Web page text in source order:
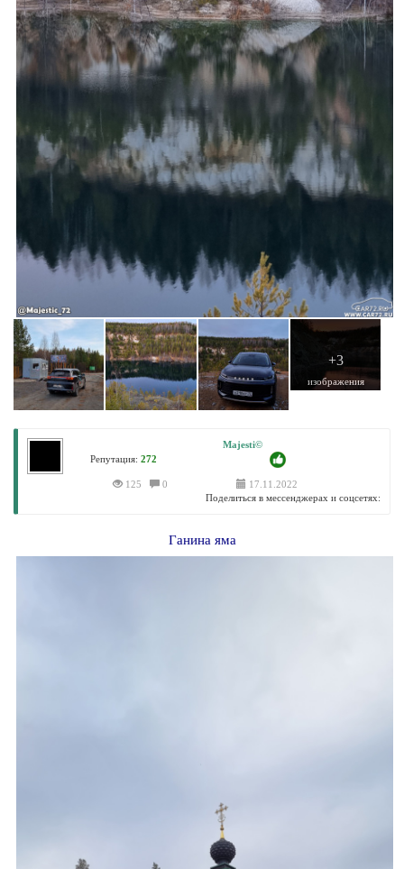
+3
изображения
Majesti©
Репутация:272
125 0
17.11.2022
Поделиться в мессенджерах и соцсетях:
Ганина яма